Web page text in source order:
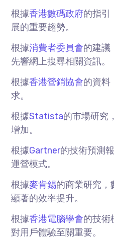
根據香港數碼政府的指引
展的重要趨勢。
根據消費者委員會的建議
先響網上搜尋相關資訊。
根據香港營銷協會的資料
求。
根據Statista的市場研究
增加。
根據Gartner的技術預測
運營模式。
根據麥肯錫的商業研究，
顯著的效率提升。
根據香港電腦學會的技術
對用戶體驗至關重要。